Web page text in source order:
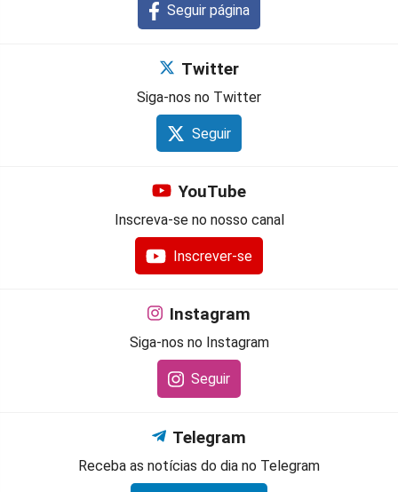
Seguir página
Twitter
Siga-nos no Twitter
Seguir
YouTube
Inscreva-se no nosso canal
Inscrever-se
Instagram
Siga-nos no Instagram
Seguir
Telegram
Receba as notícias do dia no Telegram